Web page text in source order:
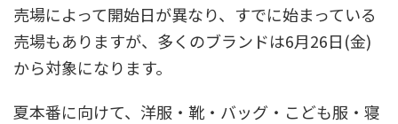
売場によって開始日が異なり、すでに始まっている
売場もありますが、多くのブランドは6月26日(金)
から対象になります。
夏本番に向けて、洋服・靴・バッグ・こども服・寝